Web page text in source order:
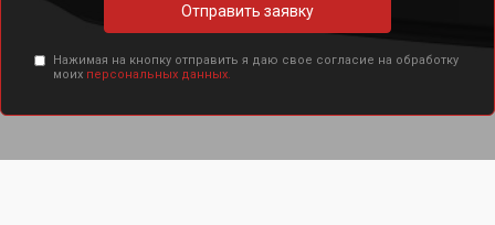
Отправить заявку
Нажимая на кнопку отправить я даю свое согласие на обработку
моих персональных данных.